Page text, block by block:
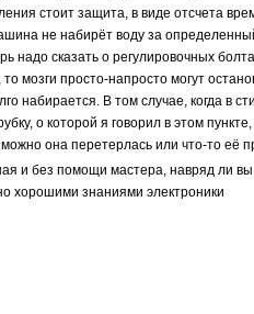
стоит защита, в виде отсчета
не набирёт воду за
надо сказать о регулировочных
мозги просто-напросто могут
набирается. В том случае, когда в
о которой я говорил в этом
она перетерлась или что-то её
и без помощи мастера, навряд ли вы
хорошими знаниями электроники